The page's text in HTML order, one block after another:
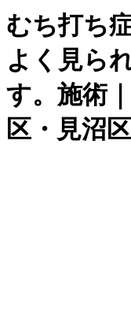
むち打ち
よく見ら
す。施術
区・見沼